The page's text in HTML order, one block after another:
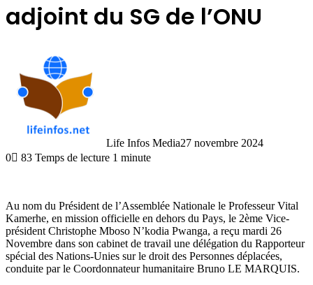
adjoint du SG de l’ONU
Life Infos Media27 novembre 2024
0
83 Temps de lecture 1 minute
Au nom du Président de l’Assemblée Nationale le Professeur Vital
Kamerhe, en mission officielle en dehors du Pays, le 2ème Vice-
président Christophe Mboso N’kodia Pwanga, a reçu mardi 26
Novembre dans son cabinet de travail une délégation du Rapporteur
spécial des Nations-Unies sur le droit des Personnes déplacées,
conduite par le Coordonnateur humanitaire Bruno LE MARQUIS.